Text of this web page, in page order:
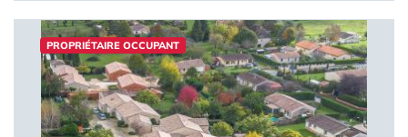
PROPRIÉTAIRE OCCUPANT